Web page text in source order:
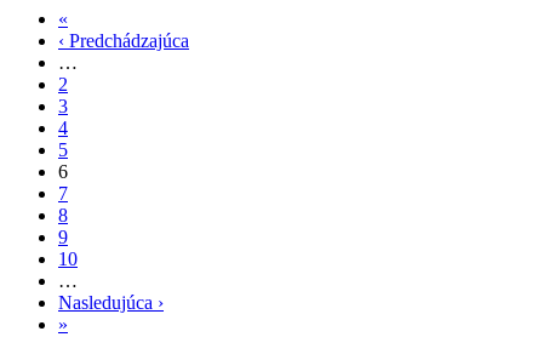
Stránkovanie
«
strana
‹ Predchádzajúca
…
2
3
4
5
6
7
8
9
10
…
Nasledujúca ›
»